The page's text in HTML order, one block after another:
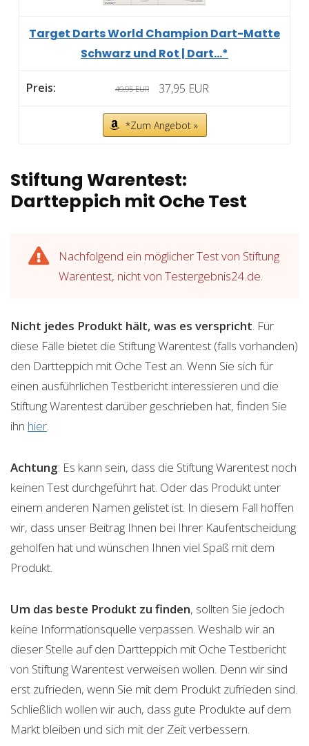
Target Darts World Champion Dart-Matte
Schwarz und Rot | Dart...*
49,95 EUR 37,95 EUR
*Zum Angebot »
Stiftung Warentest:
Dartteppich mit Oche Test
Nachfolgend ein möglicher Test von Stiftung
Warentest, nicht von Testergebnis24.de.
Nicht jedes Produkt hält, was es verspricht. Für
diese Fälle bietet die Stiftung Warentest (falls vorhanden)
den Dartteppich mit Oche Test an. Wenn Sie sich für
einen ausführlichen Testbericht interessieren und die
Stiftung Warentest darüber geschrieben hat, finden Sie
ihn hier.
Achtung: Es kann sein, dass die Stiftung Warentest noch
keinen Test durchgeführt hat. Oder das Produkt unter
einem anderen Namen gelistet ist. In diesem Fall hoffen
wir, dass unser Beitrag Ihnen bei Ihrer Kaufentscheidung
geholfen hat und wünschen Ihnen viel Spaß mit dem
Produkt.
Um das beste Produkt zu finden, sollten Sie jedoch
keine Informationsquelle verpassen. Weshalb wir an
dieser Stelle auf den Dartteppich mit Oche Testbericht
von Stiftung Warentest verweisen wollen. Denn wir sind
erst zufrieden, wenn Sie mit dem Produkt zufrieden sind.
Schließlich wollen wir auch, dass gute Produkte auf dem
Markt bleiben und sich mit der Zeit verbessern.